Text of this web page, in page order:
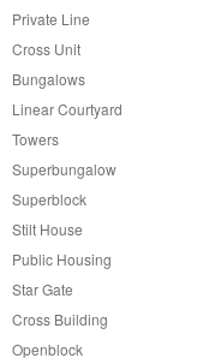
Private Line
Cross Unit
Bungalows
Linear Courtyard
Towers
Superbungalow
Superblock
Stilt House
Public Housing
Star Gate
Cross Building
Openblock
Hier klicken, um
.
SERVICE
Minimalwohnung
Minimalhaus
Kleines Fertighaus
Hersteller Tinyhaus
Hersteller Tinyhouse